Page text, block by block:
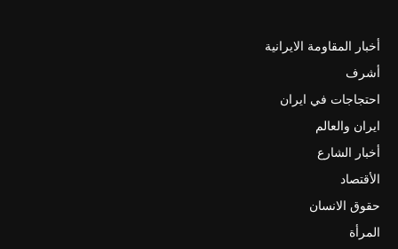
أخبار المقاومة الايرانية
أشرف
احتجاجات في ايران
ايران والعالم
أخبار الشارع
الأقتصاد
حقوق الانسان
المرأة